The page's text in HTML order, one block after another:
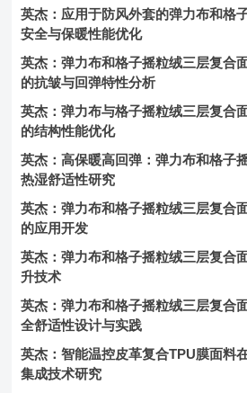
英杰：应用于防风外套的弹力布和格
安全与保暖性能优化
英杰：弹力布和格子摇粒绒三层复合
的抗皱与回弹特性分析
英杰：弹力布与格子摇粒绒三层复合
的结构性能优化
英杰：高保暖高回弹：弹力布和格子
热湿舒适性研究
英杰：弹力布和格子摇粒绒三层复合
的应用开发
英杰：弹力布和格子摇粒绒三层复合
升技术
英杰：弹力布和格子摇粒绒三层复合
全舒适性设计与实践
英杰：智能温控皮革复合TPU膜面料
集成技术研究